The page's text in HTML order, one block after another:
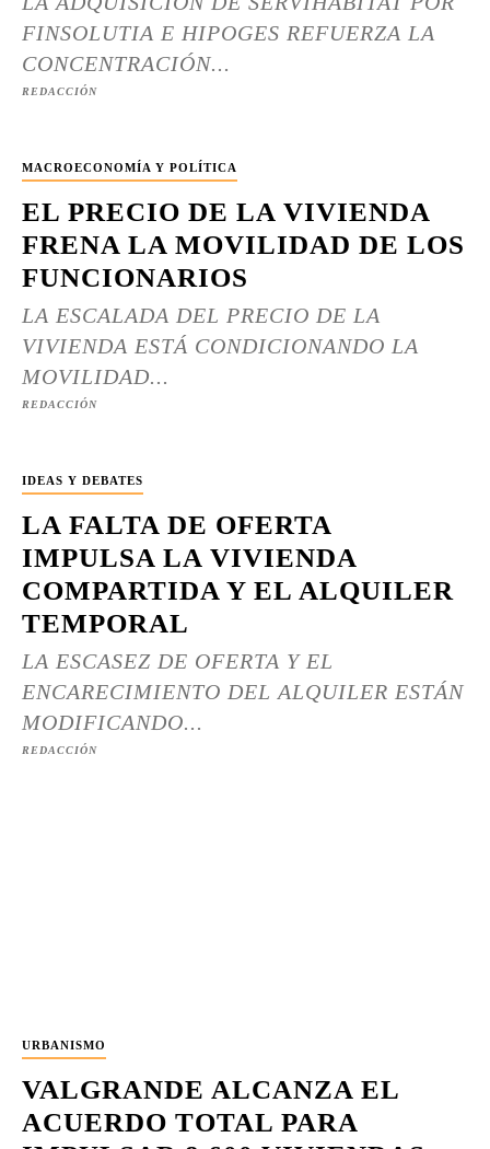
FINSOLUTIA E HIPOGES REFUERZA LA
CONCENTRACIÓN...
REDACCIÓN
MACROECONOMÍA Y POLÍTICA
EL PRECIO DE LA VIVIENDA
FRENA LA MOVILIDAD DE LOS
FUNCIONARIOS
LA ESCALADA DEL PRECIO DE LA
VIVIENDA ESTÁ CONDICIONANDO LA
MOVILIDAD...
REDACCIÓN
IDEAS Y DEBATES
LA FALTA DE OFERTA
IMPULSA LA VIVIENDA
COMPARTIDA Y EL ALQUILER
TEMPORAL
LA ESCASEZ DE OFERTA Y EL
ENCARECIMIENTO DEL ALQUILER ESTÁN
MODIFICANDO...
REDACCIÓN
URBANISMO
VALGRANDE ALCANZA EL
ACUERDO TOTAL PARA